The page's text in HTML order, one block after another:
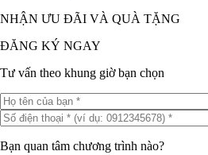
NHẬN ƯU ĐÃI VÀ QUÀ TẶNG
ĐĂNG KÝ NGAY
Tư vấn theo khung giờ bạn chọn
Bạn quan tâm chương trình nào?